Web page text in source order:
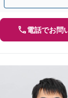
電話でお問